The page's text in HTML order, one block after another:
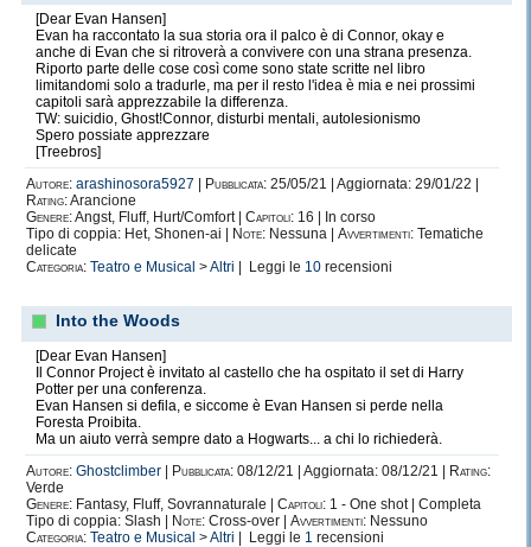
[Dear Evan Hansen]
Evan ha raccontato la sua storia ora il palco è di Connor, okay e
anche di Evan che si ritroverà a convivere con una strana presenza.
Riporto parte delle cose così come sono state scritte nel libro
limitandomi solo a tradurle, ma per il resto l'idea è mia e nei prossimi
capitoli sarà apprezzabile la differenza.
TW: suicidio, Ghost!Connor, disturbi mentali, autolesionismo
Spero possiate apprezzare
[Treebros]
Autore: arashinosora5927 Pubblicata: 25/05/21 | Aggiornata: 29/01/22 |
Rating:Arancione
Genere:Angst, Fluff, Hurt/Comfort | Capitoli: 16 | In corso
Tipo di coppia: Het, Shonen-ai |
Note: Nessuna | Avvertimenti: Tematiche
delicate
Categoria: Teatro e Musical >Altri | Leggi le 10 recensioni
Into the Woods
[Dear Evan Hansen]
Il Connor Project è invitato al castello che ha ospitato il set di Harry
Potter per una conferenza.
Evan Hansen si defila, e siccome è Evan Hansen si perde nella
Foresta Proibita.
Ma un aiuto verrà sempre dato a Hogwarts... a chi lo richiederà.
Autore: Ghostclimber Pubblicata: 08/12/21 | Aggiornata: 08/12/21 |
Rating:
Verde
Genere: Fantasy, Fluff, Sovrannaturale | Capitoli: 1 - One shot | Completa
Tipo di coppia: Slash |
Note: Cross-over | Avvertimenti: Nessuno
Categoria: Teatro e Musical >Altri | Leggi le 1 recensioni